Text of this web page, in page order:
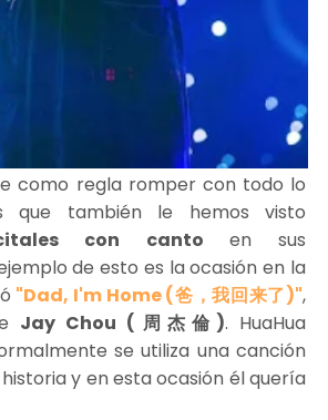
como regla romper con todo lo
que también le hemos visto
con canto en sus
de esto es la ocasión en la
"Dad, I'm Home (爸，我回来了)",
Jay Chou (周杰倫). HuaHua
se utiliza una canción
y en esta ocasión él quería